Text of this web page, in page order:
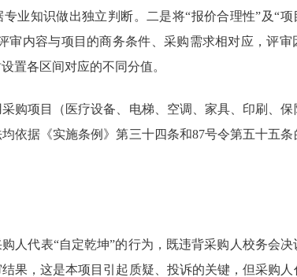
业知识做出独立判断。二是将“报价合理性”及“项
审内容与项目的商务条件、采购需求相对应，评
置各区间对应的不同分值。
购项目（医疗设备、电梯、空调、家具、印刷、保
依据《实施条例》第三十四条和87号令第五十五
人代表“自定乾坤”的行为，既违背采购人校务会
果，这是本项目引起质疑、投诉的关键，但采购